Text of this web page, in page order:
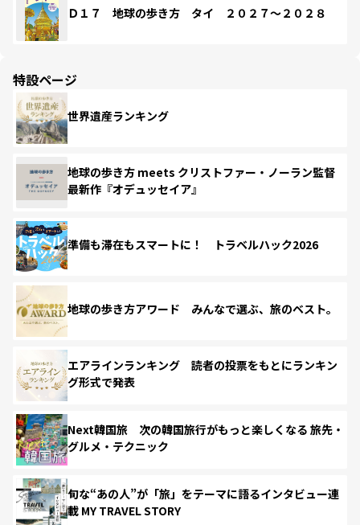
Ｄ１７ 地球の歩き方 タイ ２０２７～２０２８
特設ページ
世界遺産ランキング
地球の歩き方 meets クリストファー・ノーラン監督
最新作『オデュッセイア』
準備も滞在もスマートに！ トラベルハック2026
地球の歩き方アワード みんなで選ぶ、旅のベスト。
エアラインランキング 読者の投票をもとにランキン
グ形式で発表
Next韓国旅 次の韓国旅行がもっと楽しくなる 旅先・
グルメ・テクニック
旬な“あの人”が「旅」をテーマに語るインタビュー連
載 MY TRAVEL STORY